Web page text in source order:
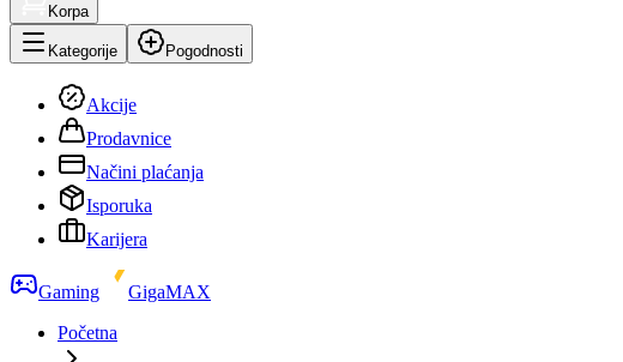
Korpa
Kategorije Pogodnosti
Akcije
Prodavnice
Načini plaćanja
Isporuka
Karijera
Gaming
GigaMAX
Početna